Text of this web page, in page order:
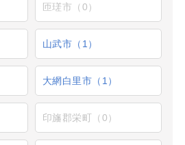
匝瑳市（0）
山武市（1）
大網白里市（1）
印旛郡栄町（0）